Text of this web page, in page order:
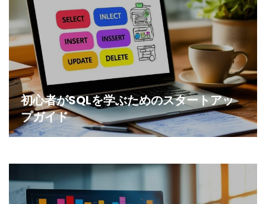
初心者がSQLを学ぶためのスタートアッ
プガイド